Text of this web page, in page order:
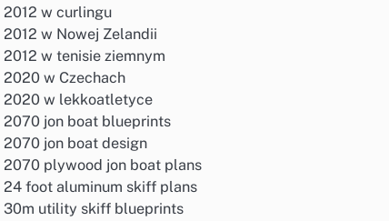
2012 w curlingu
2012 w Nowej Zelandii
2012 w tenisie ziemnym
2020 w Czechach
2020 w lekkoatletyce
2070 jon boat blueprints
2070 jon boat design
2070 plywood jon boat plans
24 foot aluminum skiff plans
30m utility skiff blueprints